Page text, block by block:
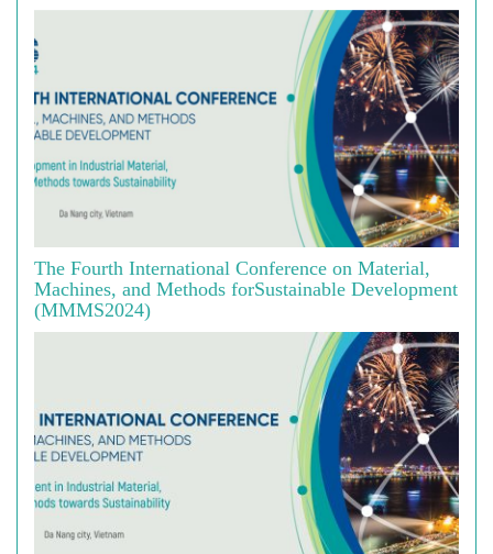
The Fourth International Conference on Material,
Machines, and Methods forSustainable Development
(MMMS2024)